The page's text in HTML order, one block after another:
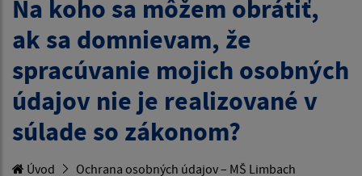
Na koho sa môžem obrátiť,
ak sa domnievam, že
spracúvanie mojich osobných
údajov nie je realizované v
súlade so zákonom?
Úvod Ochrana osobných údajov – MŠ Limbach